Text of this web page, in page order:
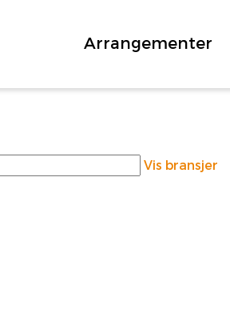
Arrangementer
Vis bransjer